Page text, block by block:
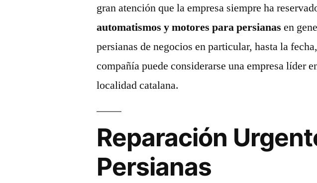
gran atención que la empresa siempre ha
automatismos y motores para persianas en
persianas de negocios en particular, hasta la
compañía puede considerarse una empresa líder
localidad catalana.
Reparación
Persianas